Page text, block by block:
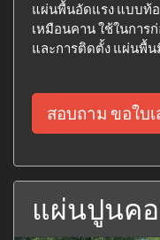
แผ่นพื้นอัดแรง แบบท้
เหมือนคาน ใช้ในการ
และการติดตั้ง แผ่นพื้น
สอบถาม ขอใบ
แผ่นปูนคอ